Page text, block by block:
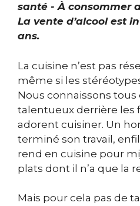
santé - À consommer
La vente d’alcool est
ans.
La cuisine n’est pas
même si les
Nous connaissons
talentueux derrière les
adorent cuisiner. Un
terminé son travail,
rend en cuisine pour
plats dont il n’a que la
Mais pour cela pas de